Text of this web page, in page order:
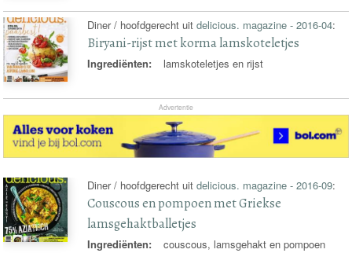
Diner / hoofdgerecht uitdelicious. magazine - 2016-04:
Biryani-rijst met korma lamskoteletjes
Ingrediënten: lamskoteletjes en rijst
Advertentie
Diner / hoofdgerecht uitdelicious. magazine - 2016-09:
Couscous en pompoen met Griekse
lamsgehaktballetjes
Ingrediënten: couscous, lamsgehakt en pompoen